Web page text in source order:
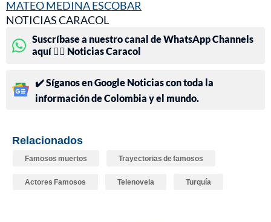
MATEO MEDINA ESCOBAR
NOTICIAS CARACOL
Suscríbase a nuestro canal de WhatsApp Channels
aquí 👉🏻 Noticias Caracol
✔️ Síganos en Google Noticias con toda la
información de Colombia y el mundo.
Relacionados
Famosos muertos Trayectorias de famosos
Actores Famosos Telenovela Turquía